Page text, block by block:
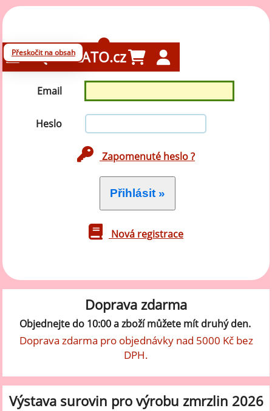
Přeskočit na obsahGELATO.czPřihlášení
Email
Heslo
Zapomenuté heslo ?
Nová registrace
Doprava zdarma
Objednejte do 10:00 a zboží můžete mít druhý den.
Doprava zdarma pro objednávky nad 5000 Kč bez
DPH.
Výstava surovin pro výrobu zmrzlin 2026